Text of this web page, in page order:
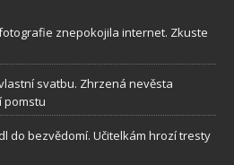
znepokojila internet. Zkuste
svatbu. Zhrzená nevěsta
pomstu
do bezvědomí. Učitelkám hrozí tresty